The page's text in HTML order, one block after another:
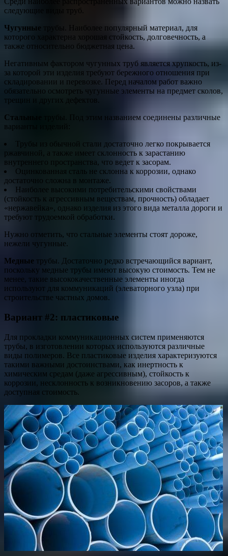
следующие виды труб.
Чугунные трубы. Наиболее популярный материал, для
которого характерна хорошая стойкость, долговечность, а
также относительно бюджетная цена.
Негативным фактором чугунных труб является хрупкость, из-
за которой эти изделия требуют бережного отношения при
складировании и перевозке. Перед началом работ важно
обязательно осмотреть чугунные элементы на предмет сколов,
трещин и других дефектов.
Стальные
трубы. Под этим названием соединены различные
варианты изделий:
Трубы из обычной стали достаточно легко покрывается
ржавчиной, а также имеет склонность к зарастанию
внутреннего пространства, что ведет к засорам.
Оцинкованная сталь не склонна к коррозии, однако
достаточно сложна в монтаже.
Наиболее высокими потребительскими свойствами
(стойкость к агрессивным веществам, прочность) обладает
«нержавейка», однако изделия из этого вида металла дороги и
требуют трудоемкой обработки.
Нужно отметить, что стальные элементы стоят дороже,
нежели чугунные.
Медные трубы. Достаточно редко встречающийся вариант,
поскольку медные трубы имеют высокую стоимость. Тем не
менее, такие высококачественные элементы иногда
используют для коммуникаций (элеваторного узла) при
строительстве частных домов.
Вариант #2: пластиковые
Для прокладки коммуникационных систем применяются
трубы, в изготовлении которых используются различные
виды полимеров. Все пластиковые изделия характеризуются
такими важными достоинствами, как инертность к
химическим средам (даже агрессивным), стойкость к
коррозии, несклонность к возникновению засоров, а также
доступная стоимость.